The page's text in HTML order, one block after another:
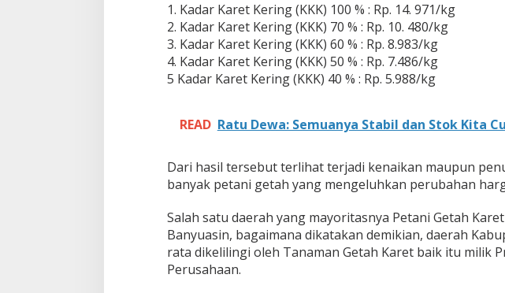
e
g
e
n
r
s
a
h
e
t
a
1. Kadar Karet Kering (KKK) 100 % : Rp. 14. 971/kg
2. Kadar Karet Kering (KKK) 70 % : Rp. 10. 480/kg
3. Kadar Karet Kering (KKK) 60 % : Rp. 8.983/kg
4. Kadar Karet Kering (KKK) 50 % : Rp. 7.486/kg
5 Kadar Karet Kering (KKK) 40 % : Rp. 5.988/kg
READ Ratu Dewa: Semuanya Stabil dan Stok Kita
Dari hasil tersebut terlihat terjadi kenaikan maupun
banyak petani getah yang mengeluhkan perubahan
Salah satu daerah yang mayoritasnya Petani Getah
Banyuasin, bagaimana dikatakan demikian, daerah
rata dikelilingi oleh Tanaman Getah Karet baik itu milik
Perusahaan.